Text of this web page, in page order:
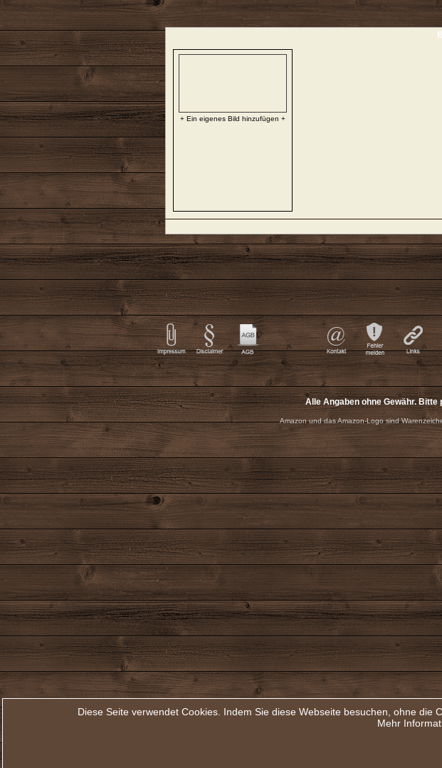
+ Ein eigenes Bild hinzufügen +
Alle Angaben ohne Gewähr.
Amazon und das Amazon-Logo sind
Diese Seite verwendet Cookies. Indem Sie diese Webseite besuchen, ohne
Mehr